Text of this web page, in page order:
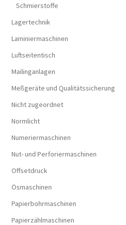
Schmierstoffe
Lagertechnik
Laminiermaschinen
Luftseitentisch
Mailinganlagen
Meßgeräte und Qualitätssicherung
Nicht zugeordnet
Normlicht
Numeriermaschinen
Nut- und Perforiermaschinen
Offsetdruck
Ösmaschinen
Papierbohrmaschinen
Papierzählmaschinen